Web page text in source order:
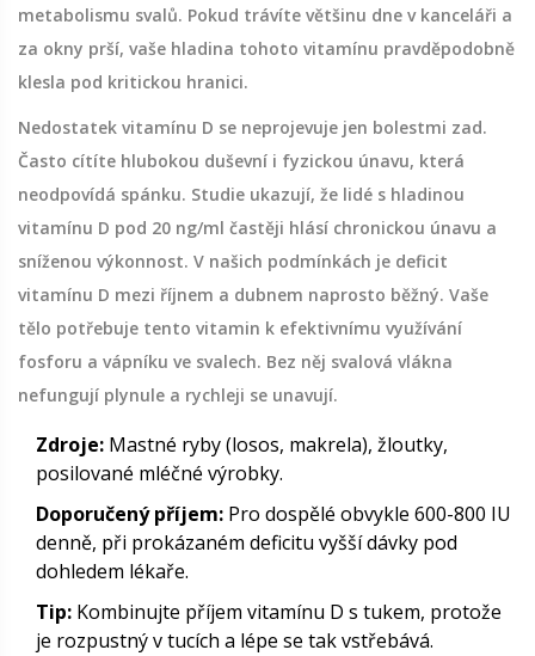
metabolismu svalů. Pokud trávíte většinu dne v kanceláři a
za okny prší, vaše hladina tohoto vitamínu pravděpodobně
klesla pod kritickou hranici.
Nedostatek vitamínu D se neprojevuje jen bolestmi zad.
Často cítíte hlubokou duševní i fyzickou únavu, která
neodpovídá spánku. Studie ukazují, že lidé s hladinou
vitamínu D pod 20 ng/ml častěji hlásí chronickou únavu a
sníženou výkonnost. V našich podmínkách je deficit
vitamínu D mezi říjnem a dubnem naprosto běžný. Vaše
tělo potřebuje tento vitamin k efektivnímu využívání
fosforu a vápníku ve svalech. Bez něj svalová vlákna
nefungují plynule a rychleji se unavují.
Zdroje: Mastné ryby (losos, makrela), žloutky,
posilované mléčné výrobky.
Doporučený příjem: Pro dospělé obvykle 600-800 IU
denně, při prokázaném deficitu vyšší dávky pod
dohledem lékaře.
Tip: Kombinujte příjem vitamínu D s tukem, protože
je rozpustný v tucích a lépe se tak vstřebává.